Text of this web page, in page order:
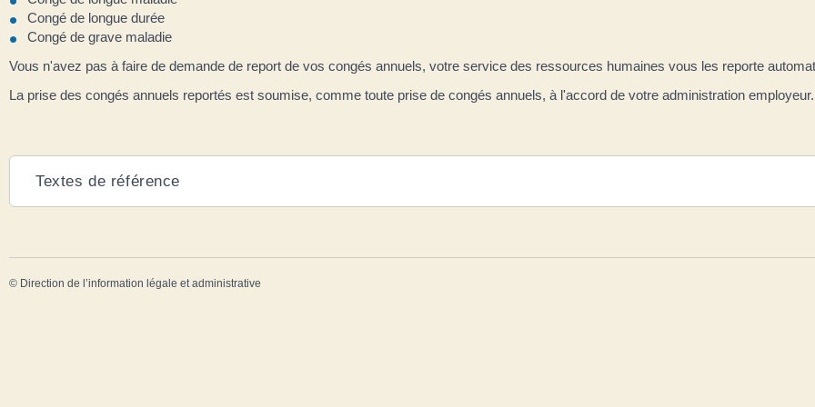
Congé de longue durée
Congé de grave maladie
Vous n'avez pas à faire de demande de report de vos congés annuels, votre service des ressources humaines vous les reporte
La prise des congés annuels reportés est soumise, comme toute prise de congés annuels, à l'accord de votre administration employeur.
Textes de référence
© Direction de l’information légale et administrative